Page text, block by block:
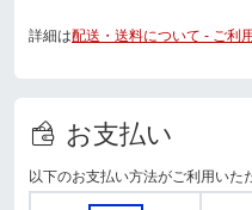
詳細は配送・送料について - ご利
お支払い
以下のお支払い方法がご利用いた